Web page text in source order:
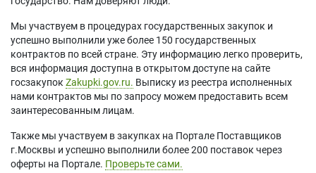
Мы участвуем в процедурах государственных закупок и
успешно выполнили уже более 150 государственных
контрактов по всей стране. Эту информацию легко проверить,
вся информация доступна в открытом доступе на сайте
госзакупок Zakupki.gov.ru. Выписку из реестра исполненных
нами контрактов мы по запросу можем предоставить всем
заинтересованным лицам.
Также мы участвуем в закупках на Портале Поставщиков
г.Москвы и успешно выполнили более 200 поставок через
оферты на Портале. Проверьте сами.